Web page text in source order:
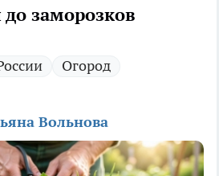
до заморозков
Огород
Вольнова